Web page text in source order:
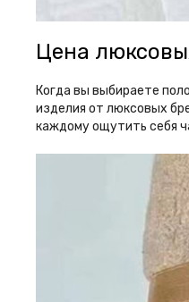
Цена
Когда вы выбираете
изделия от люксовых
каждому ощутить себя